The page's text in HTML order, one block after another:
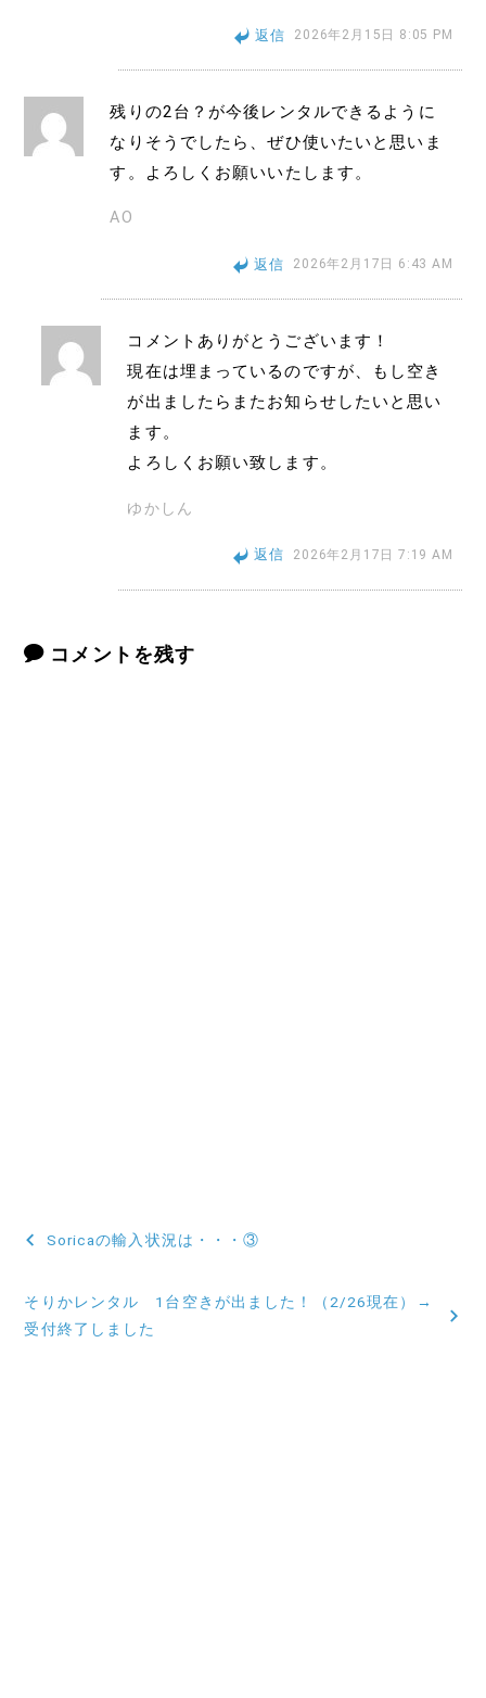
返信 2026年2月15日 8:05 PM
残りの2台？が今後レンタルできるように
なりそうでしたら、ぜひ使いたいと思いま
す。よろしくお願いいたします。
AO
返信 2026年2月17日 6:43 AM
コメントありがとうございます！
現在は埋まっているのですが、もし空き
が出ましたらまたお知らせしたいと思い
ます。
よろしくお願い致します。
ゆかしん
返信 2026年2月17日 7:19 AM
コメントを残す
投
ナ
Soricaの輸入状況は・・・③
そりかレンタル 1台空きが出ました！（2/26現在）→
受付終了しました